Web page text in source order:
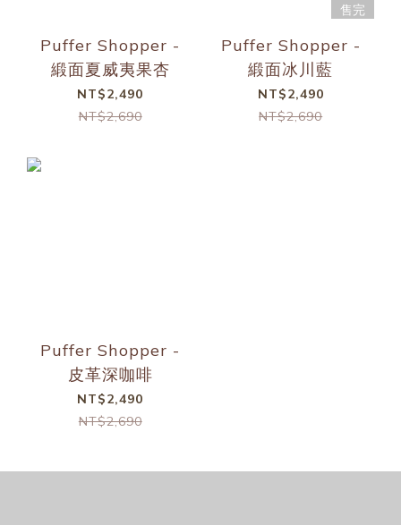
Puffer Shopper -
緞面夏威夷果杏
NT$2,490
NT$2,690
售完
Puffer Shopper -
緞面冰川藍
NT$2,490
NT$2,690
Puffer Shopper -
皮革深咖啡
NT$2,490
NT$2,690